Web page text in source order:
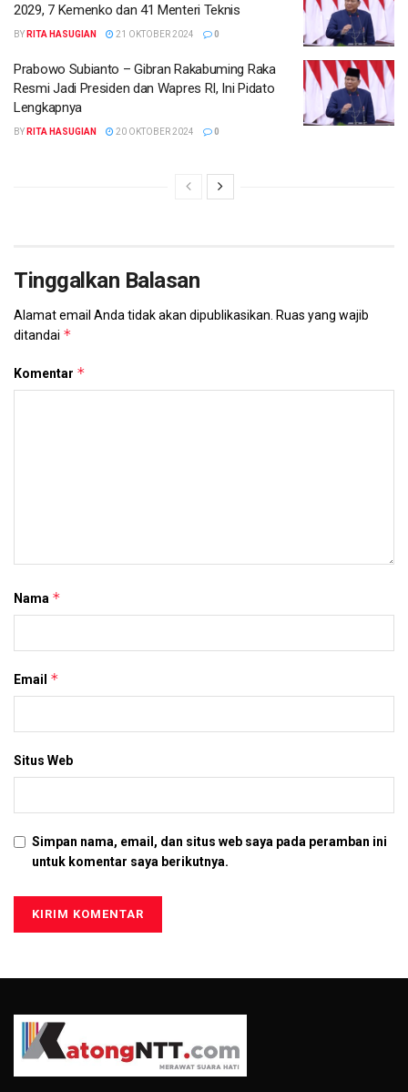
2029, 7 Kemenko dan 41 Menteri Teknis
BY RITA HASUGIAN 21 OKTOBER 2024 0
Prabowo Subianto – Gibran Rakabuming Raka
Resmi Jadi Presiden dan Wapres RI, Ini Pidato
Lengkapnya
BY RITA HASUGIAN 20 OKTOBER 2024 0
Tinggalkan Balasan
Alamat email Anda tidak akan dipublikasikan. Ruas yang wajib
ditandai *
Komentar *
Nama *
Email *
Situs Web
Simpan nama, email, dan situs web saya pada peramban ini
untuk komentar saya berikutnya.